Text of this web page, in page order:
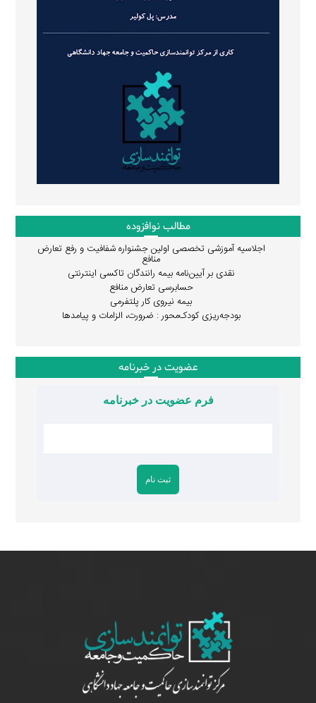
مطالب نوافزوده
اجلاسیه آموزشی تخصصی اولین جشنواره شفافیت و رفع تعارض
منافع
نقدی بر آیین‌نامه بیمه رانندگان تاکسی اینترنتی
حسابرسی تعارض منافع
بیمه نیروی کار پلتفرمی
بودجه‌ریزی کودک‌محور : ضرورت، الزامات و پیامدها
عضویت در خبرنامه
فرم عضویت در خبرنامه